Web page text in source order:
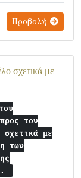
Προβολή
σχετικά με
τον
σχετικά με
των